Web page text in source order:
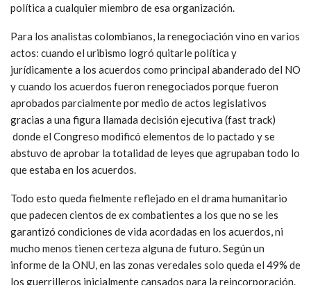
política a cualquier miembro de esa organización.
Para los analistas colombianos, la renegociación vino en varios
actos: cuando el uribismo logró quitarle política y
jurídicamente a los acuerdos como principal abanderado del NO
y cuando los acuerdos fueron renegociados porque fueron
aprobados parcialmente por medio de actos legislativos
gracias a una figura llamada decisión ejecutiva (fast track)
donde el Congreso modificó elementos de lo pactado y se
abstuvo de aprobar la totalidad de leyes que agrupaban todo lo
que estaba en los acuerdos.
Todo esto queda fielmente reflejado en el drama humanitario
que padecen cientos de ex combatientes a los que no se les
garantizó condiciones de vida acordadas en los acuerdos, ni
mucho menos tienen certeza alguna de futuro. Según un
informe de la ONU, en las zonas veredales solo queda el 49% de
los guerrilleros inicialmente cansados para la reincorporación.